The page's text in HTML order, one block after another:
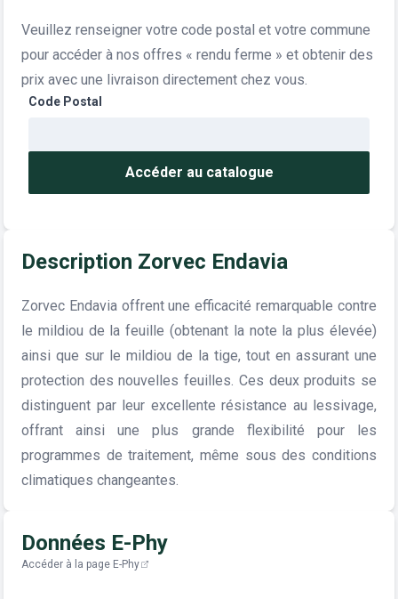
Veuillez renseigner votre code postal et votre commune
pour accéder à nos offres « rendu ferme » et obtenir des
prix avec une livraison directement chez vous.
Code Postal
Accéder au catalogue
Description Zorvec Endavia
Zorvec Endavia offrent une efficacité remarquable contre
le mildiou de la feuille (obtenant la note la plus élevée)
ainsi que sur le mildiou de la tige, tout en assurant une
protection des nouvelles feuilles. Ces deux produits se
distinguent par leur excellente résistance au lessivage,
offrant ainsi une plus grande flexibilité pour les
programmes de traitement, même sous des conditions
climatiques changeantes.
Données E-Phy
Accéder à la page E-Phy